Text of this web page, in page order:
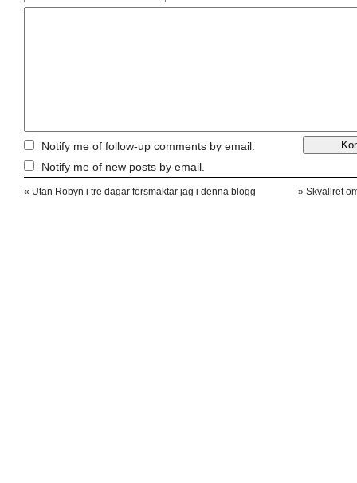
Notify me of follow-up comments by email.
Notify me of new posts by email.
« Utan Robyn i tre dagar försmäktar jag i denna blogg » Skvallret